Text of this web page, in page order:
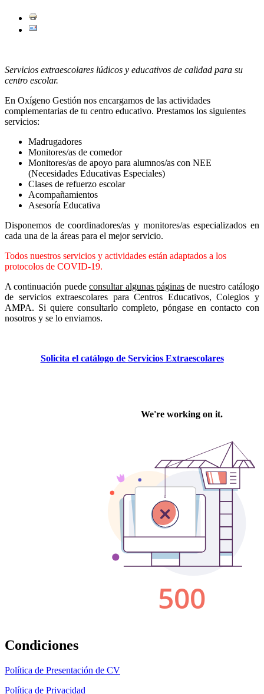
Servicios extraescolares lúdicos y educativos de calidad para su
centro escolar.
En Oxígeno Gestión nos encargamos de las actividades
complementarias de tu centro educativo. Prestamos los siguientes
servicios:
Madrugadores
Monitores/as de comedor
Monitores/as de apoyo para alumnos/as con NEE
(Necesidades Educativas Especiales)
Clases de refuerzo escolar
Acompañamientos
Asesoría Educativa
Disponemos de coordinadores/as y monitores/as especializados en
cada una de la áreas para el mejor servicio.
Todos nuestros servicios y actividades están adaptados a los
protocolos de COVID-19.
A continuación puedeconsultar algunas páginasde nuestro catálogo
de servicios extraescolares para Centros Educativos, Colegios y
AMPA. Si quiere consultarlo completo, póngase en contacto con
nosotros y se lo enviamos.
Solicita el catálogo de Servicios Extraescolares
Condiciones
Política de Presentación de CV
Política de Privacidad